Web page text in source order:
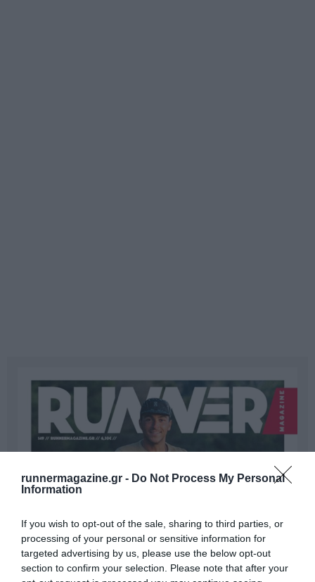
runnermagazine.gr - Do Not Process My Personal
Information
If you wish to opt-out of the sale, sharing to third parties, or
processing of your personal or sensitive information for
targeted advertising by us, please use the below opt-out
section to confirm your selection. Please note that after your